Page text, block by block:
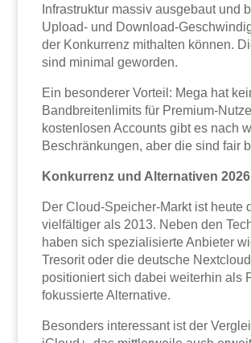
Infrastruktur massiv ausgebaut und
Upload- und Download-
der Konkurrenz mithalten können.
sind minimal geworden.
Ein besonderer Vorteil: Mega hat
Bandbreitenlimits für Premium-
kostenlosen Accounts gibt es nach
Beschränkungen, aber die sind fair
Konkurrenz und Alternativen 2026
Der Cloud-Speicher-Markt ist heute
vielfältiger als 2013. Neben den
haben sich spezialisierte Anbieter
Tresorit oder die deutsche
positioniert sich dabei weiterhin als
fokussierte Alternative.
Besonders interessant ist der